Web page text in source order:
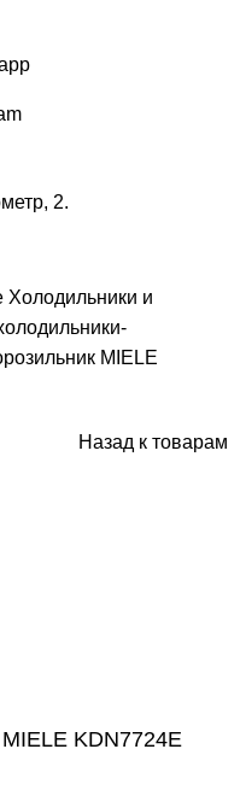
2.
Холодильники и
MIELE
Назад к товарам
KDN7724E